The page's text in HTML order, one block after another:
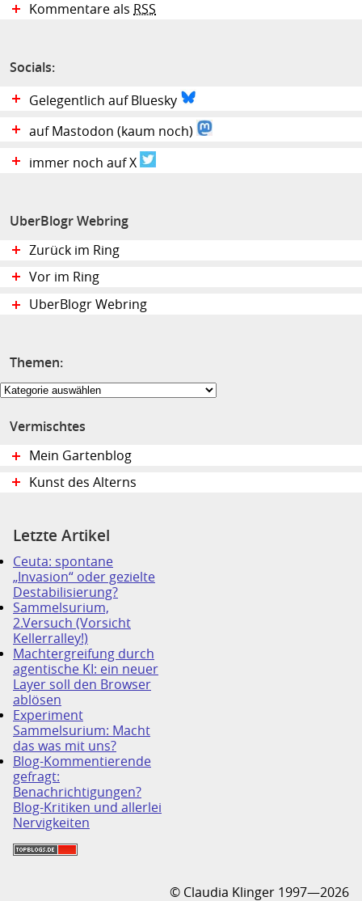
Kommentare als RSS
Socials:
Gelegentlich auf Bluesky
auf Mastodon (kaum noch)
immer noch auf X
UberBlogr Webring
Zurück im Ring
Vor im Ring
UberBlogr Webring
Themen:
Themen:
Vermischtes
Mein Gartenblog
Kunst des Alterns
Letzte Artikel
Ceuta: spontane
„Invasion“ oder gezielte
Destabilisierung?
Sammelsurium,
2.Versuch (Vorsicht
Kellerralley!)
Machtergreifung durch
agentische KI: ein neuer
Layer soll den Browser
ablösen
Experiment
Sammelsurium: Macht
das was mit uns?
Blog-Kommentierende
gefragt:
Benachrichtigungen?
Blog-Kritiken und allerlei
Nervigkeiten
© Claudia Klinger 1997—2026